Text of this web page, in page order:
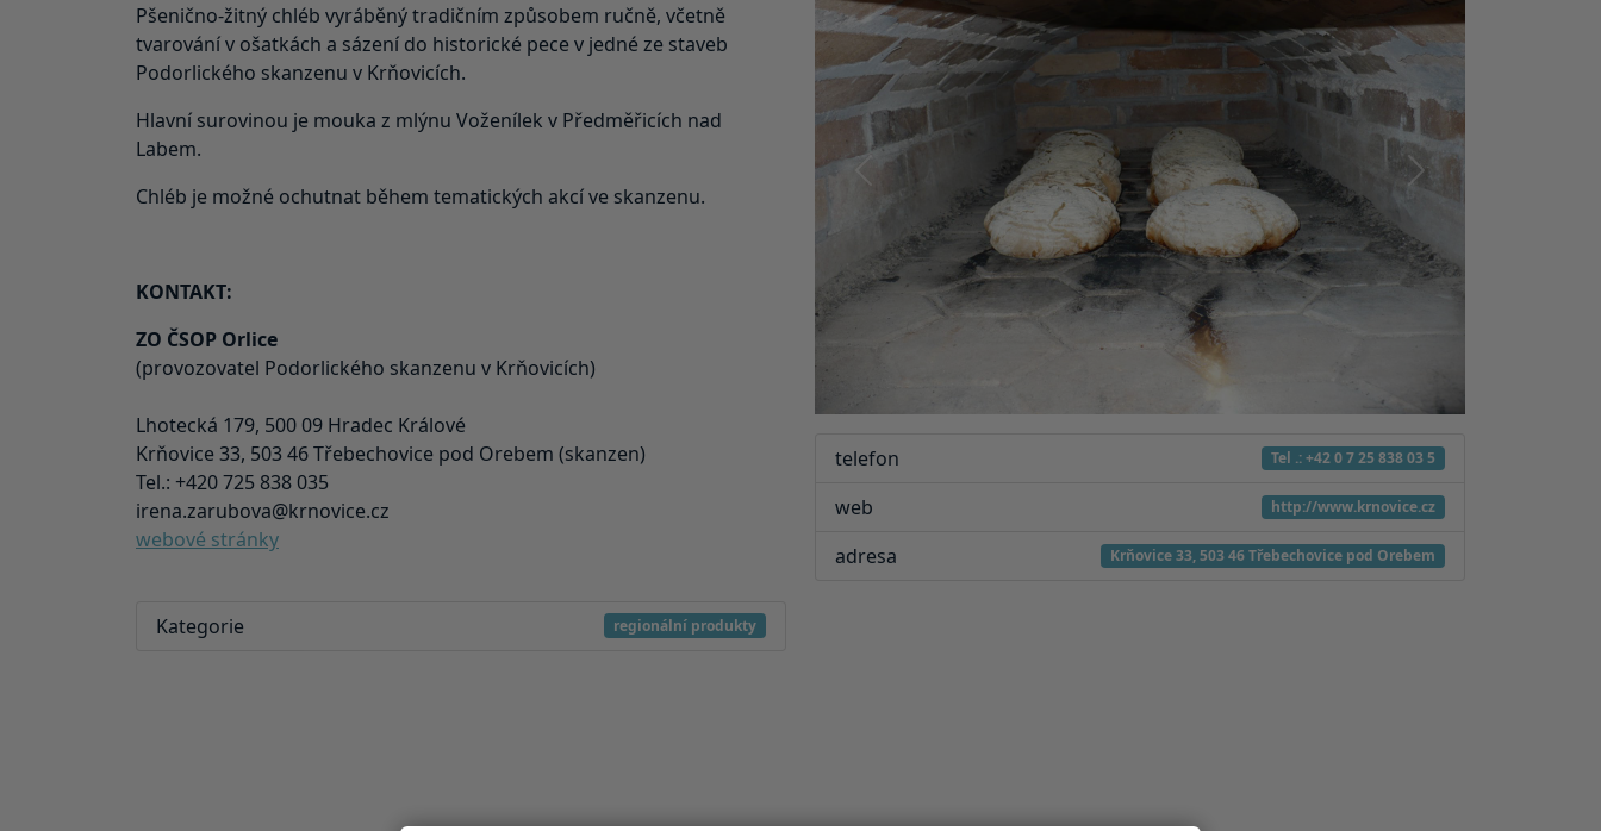
Pšenično-žitný chléb vyráběný tradičním způsobem ručně, včetně
tvarování v ošatkách a sázení do historické pece v jedné ze staveb
Podorlického skanzenu v Krňovicích.
Hlavní surovinou je mouka z mlýnu Voženílek v Předměřicích nad
Labem.
Chléb je možné ochutnat během tematických akcí ve skanzenu.
KONTAKT:
ZO ČSOP Orlice
(provozovatel Podorlického skanzenu v Krňovicích)
Lhotecká 179, 500 09 Hradec Králové
Krňovice 33, 503 46 Třebechovice pod Orebem (skanzen)
Tel.: +420 725 838 035
irena.zarubova@krnovice.cz
webové stránky
Kategorie regionální produkty
Předchozí Další
telefon Tel .: +42 0 7 25 838 03 5
web http://www.krnovice.cz
adresa Krňovice 33, 503 46 Třebechovice pod Orebem